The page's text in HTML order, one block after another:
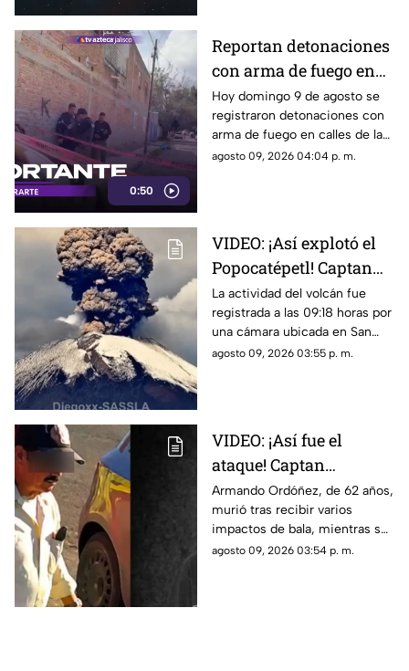
0:50
Reportan detonaciones
con arma de fuego en
Tlaquepaque; hay un
hombre muerto
Hoy domingo 9 de agosto se
registraron detonaciones con
arma de fuego en calles de la
colonia El Campesino en
agosto 09, 2026 04:04 p. m.
VIDEO: ¡Así explotó el
Popocatépetl! Captan
impresionante
momento desde Puebla
La actividad del volcán fue
registrada a las 09:18 horas por
una cámara ubicada en San
Pedro Benito Juárez.
agosto 09, 2026 03:55 p. m.
VIDEO: ¡Así fue el
ataque! Captan
agresión armada
contra padre e hijo en
Chihuahua
Armando Ordóñez, de 62 años,
murió tras recibir varios
impactos de bala, mientras su
hijo Isaac, de 34, permanece
agosto 09, 2026 03:54 p. m.